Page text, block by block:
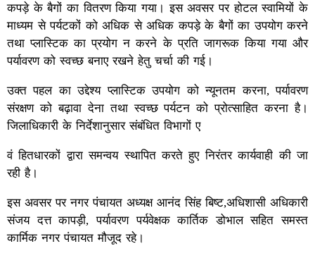
कपड़े के बैगों का वितरण किया गया। इस अवसर पर होटल स्वामियों के
माध्यम से पर्यटकों को अधिक से अधिक कपड़े के बैगों का उपयोग करने
तथा प्लास्टिक का प्रयोग न करने के प्रति जागरूक किया गया और
पर्यावरण को स्वच्छ बनाए रखने हेतु चर्चा की गई।
उक्त पहल का उद्देश्य प्लास्टिक उपयोग को न्यूनतम करना, पर्यावरण
संरक्षण को बढ़ावा देना तथा स्वच्छ पर्यटन को प्रोत्साहित करना है।
जिलाधिकारी के निर्देशानुसार संबंधित विभागों ए
वं हितधारकों द्वारा समन्वय स्थापित करते हुए निरंतर कार्यवाही की जा
रही है।
इस अवसर पर नगर पंचायत अध्यक्ष आनंद सिंह बिष्ट,अधिशासी अधिकारी
संजय दत्त कापड़ी, पर्यावरण पर्यवेक्षक कार्तिक डोभाल सहित समस्त
कार्मिक नगर पंचायत मौजूद रहे।